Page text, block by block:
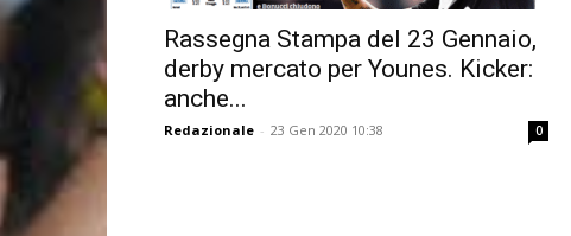
Rassegna Stampa del 23 Gennaio,
derby mercato per Younes. Kicker:
anche...
Redazionale - 23 Gen 2020 10:38 0